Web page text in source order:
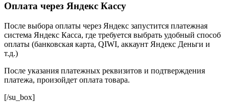
Оплата через Яндекс Кассу
После выбора оплаты через Яндекс запустится платежная
система Яндекс Касса, где требуется выбрать удобный способ
оплаты (банковская карта, QIWI, аккаунт Яндекс Деньги и
т.д.)
После указания платежных реквизитов и подтверждения
платежа, произойдет оплата товара.
[/su_box]